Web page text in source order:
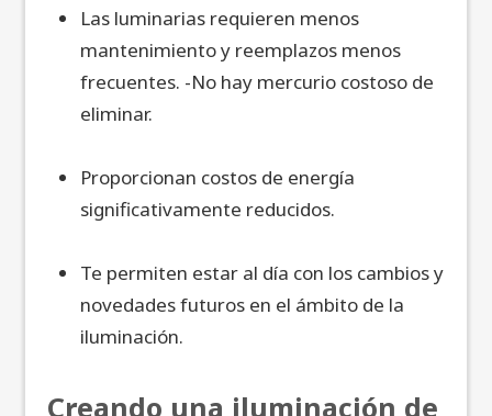
Las luminarias requieren menos
mantenimiento y reemplazos menos
frecuentes. -No hay mercurio costoso de
eliminar.
Proporcionan costos de energía
significativamente reducidos.
Te permiten estar al día con los cambios y
novedades futuros en el ámbito de la
iluminación.
Creando una iluminación de